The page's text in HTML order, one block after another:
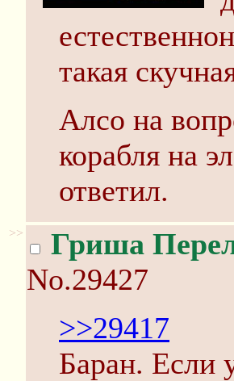
такая
Алсо на
корабля на
ответил.
>> Гриша
No.29427
>>29417
Баран. Eсли